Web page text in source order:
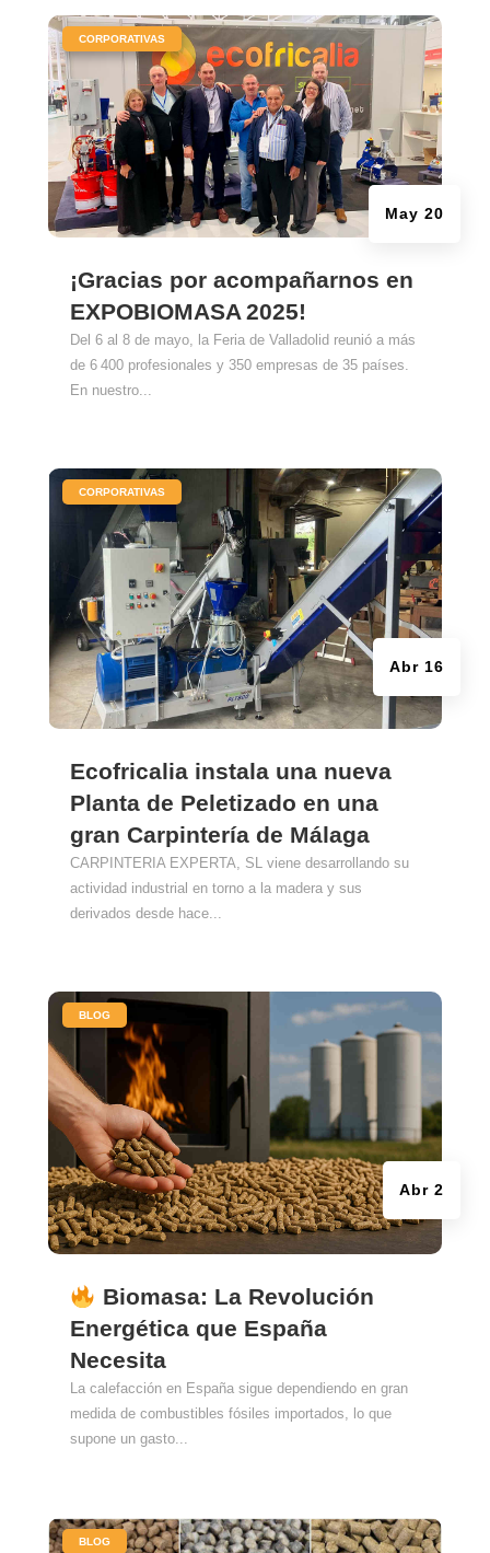
¡Gracias por acompañarnos en
EXPOBIOMASA 2025!
May 20
CORPORATIVAS
Del 6 al 8 de mayo, la Feria de Valladolid reunió a más
de 6 400 profesionales y 350 empresas de 35 países.
En nuestro...
Ecofricalia instala una nueva
Planta de Peletizado en una
gran Carpintería de Málaga
Abr 16
CORPORATIVAS
CARPINTERIA EXPERTA, SL viene desarrollando su
actividad industrial en torno a la madera y sus
derivados desde hace...
Biomasa: La Revolución
Energética que España
Necesita
Abr 2
BLOG
La calefacción en España sigue dependiendo en gran
medida de combustibles fósiles importados, lo que
supone un gasto...
BLOG